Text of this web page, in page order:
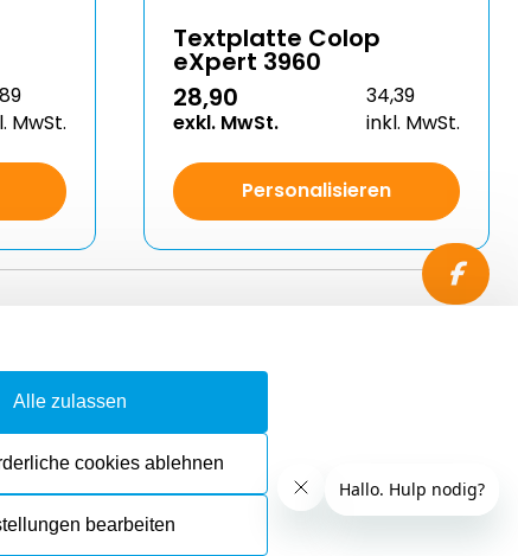
MwSt.
Textplatte Colop
eXpert 3960
28,90
exkl. MwSt.
34,39
inkl. MwSt.
Personalisieren
& Versand
& Rückgabe
Alle zulassen
cookies ablehnen
bearbeiten